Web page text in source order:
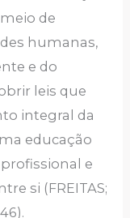
de
humanas,
e do
leis que
integral da
educação
e
si (FREITAS;